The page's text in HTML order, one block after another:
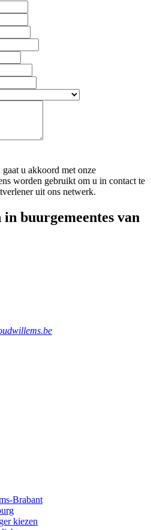
u akkoord met onze
worden gebruikt om u in contact te
uit ons netwerk.
buurgemeentes van
Brabant
kiezen